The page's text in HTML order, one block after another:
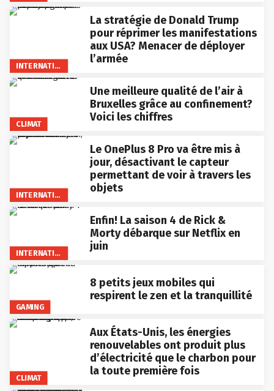
INTERNATIONAL
La stratégie de Donald Trump
pour réprimer les manifestations
aux USA? Menacer de déployer
l’armée
CLIMAT
Une meilleure qualité de l’air à
Bruxelles grâce au confinement?
Voici les chiffres
INTERNATIONAL
Le OnePlus 8 Pro va être mis à
jour, désactivant le capteur
permettant de voir à travers les
objets
INTERNATIONAL
Enfin! La saison 4 de Rick &
Morty débarque sur Netflix en
juin
GAMING
8 petits jeux mobiles qui
respirent le zen et la tranquillité
CLIMAT
Aux États-Unis, les énergies
renouvelables ont produit plus
d’électricité que le charbon pour
la toute première fois